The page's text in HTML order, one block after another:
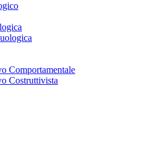
Comportamentale
Costruttivista